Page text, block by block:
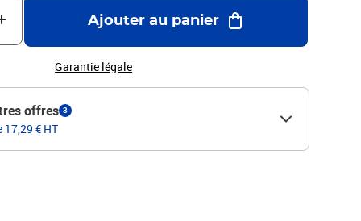
Ajouter au panier
Garantie légale
offres 3
17,29 € HT